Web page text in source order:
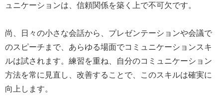
ュニケーションは、信頼関係を築く上で不可欠です。
尚、日々の小さな会話から、プレゼンテーションや会議で
のスピーチまで、あらゆる場面でコミュニケーションスキ
ルは試されます。練習を重ね、自分のコミュニケーション
方法を常に見直し、改善することで、このスキルは確実に
向上します。